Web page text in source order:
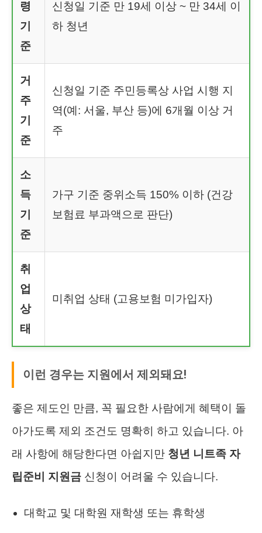
령
기
준
신청일 기준 만 19세 이상 ~ 만 34세 이
하 청년
거
주
기
준
신청일 기준 주민등록상 사업 시행 지
역(예: 서울, 부산 등)에 6개월 이상 거
주
소
득
기
준
가구 기준 중위소득 150% 이하 (건강
보험료 부과액으로 판단)
취
업
상
태
미취업 상태 (고용보험 미가입자)
이런 경우는 지원에서 제외돼요!
좋은 제도인 만큼, 꼭 필요한 사람에게 혜택이 돌
아가도록 제외 조건도 명확히 하고 있습니다. 아
래 사항에 해당한다면 아쉽지만 청년 니트족 자
립준비 지원금 신청이 어려울 수 있습니다.
대학교 및 대학원 재학생 또는 휴학생